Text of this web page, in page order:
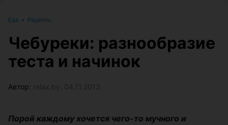
Еда • Рецепты
Чебуреки: разнообразие
теста и начинок
Автор:
Порой каждому хочется чего-то мучного и